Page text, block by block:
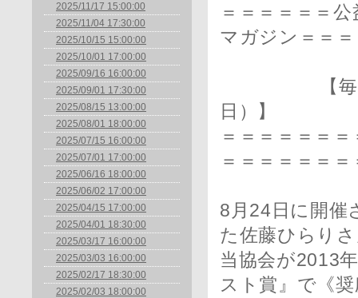
2025/11/17 15:00:00
2025/11/04 17:30:00
2025/10/15 15:00:00
2025/10/01 17:00:00
2025/09/16 16:00:00
2025/09/01 17:30:00
2025/08/15 13:00:00
2025/08/01 18:00:00
2025/07/15 16:00:00
2025/07/01 17:00:00
2025/06/16 18:00:00
2025/06/02 17:00:00
2025/04/15 17:00:00
2025/04/01 18:30:00
2025/03/17 16:00:00
2025/03/03 16:00:00
2025/02/17 18:30:00
2025/02/03 18:00:00
＝＝＝＝＝＝
マガジン＝＝
【毎月1日
日）】
＝＝＝＝＝＝
＝＝＝＝＝＝＝
8月24日に開催
た佐藤ひらり
当協会が2013
スト賞』で《